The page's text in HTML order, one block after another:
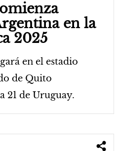
en la
2025
en el estadio
de Quito
21 de Uruguay.